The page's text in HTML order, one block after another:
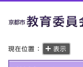
現在位置： 表示